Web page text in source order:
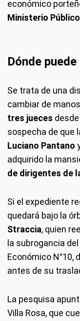
económico
Ministerio Público
Dónde
Se trata de una
cambiar de
tres jueces
sospecha de que
Luciano Pantano
adquirido la
de dirigentes de
Si el expediente
quedará bajo la
Straccia, quien
la subrogancia
Económico N°10,
antes de su
La pesquisa
Villa Rosa, que